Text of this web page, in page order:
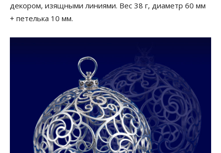
декором, изящными линиями. Вес 38 г, диаметр 60 мм
+ петелька 10 мм.